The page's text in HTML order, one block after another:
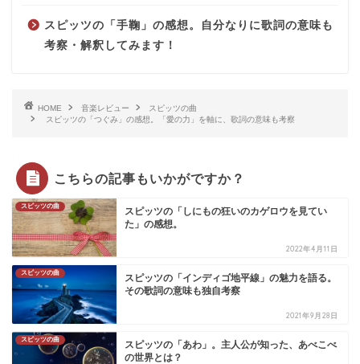
スピッツの「手鞠」の感想。自分なりに歌詞の意味も
考察・解釈してみます！
HOME 音楽レビュー
スピッツの曲
スピッツの「つぐみ」の感想。「愛の力」を軸に、歌詞の意味も考察
こちらの記事もいかがですか？
スピッツの曲
スピッツの「しにもの狂いのカゲロウを見てい
た」の感想。
2022年4月11日
スピッツの曲
スピッツの「インディゴ地平線」の魅力を語る。
その歌詞の意味も独自考察
2021年9月28日
スピッツの曲
スピッツの「あわ」。主人公が知った、あべこべ
の世界とは？